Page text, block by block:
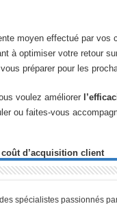
moyen effectué par
à optimiser votre retour
préparer pour les
voulez améliorer
ou faites-vous
d’acquisition client
spécialistes passionnés